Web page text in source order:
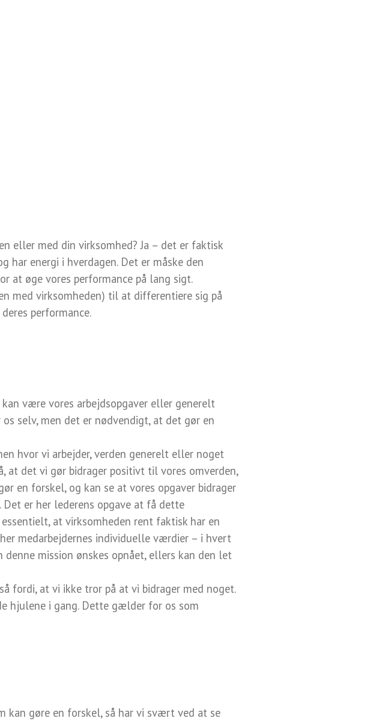
eller med din virksomhed? Ja – det er faktisk
har energi i hverdagen. Det er måske den
at øge vores performance på lang sigt.
med virksomheden) til at differentiere sig på
performance.
være vores arbejdsopgaver eller generelt
selv, men det er nødvendigt, at det gør en
hvor vi arbejder, verden generelt eller noget
det vi gør bidrager positivt til vores omverden,
en forskel, og kan se at vores opgaver bidrager
er her lederens opgave at få dette
at virksomheden rent faktisk har en
medarbejdernes individuelle værdier – i hvert
mission ønskes opnået, ellers kan den let
fordi, at vi ikke tror på at vi bidrager med noget.
hjulene i gang. Dette gælder for os som
kan gøre en forskel, så har vi svært ved at se